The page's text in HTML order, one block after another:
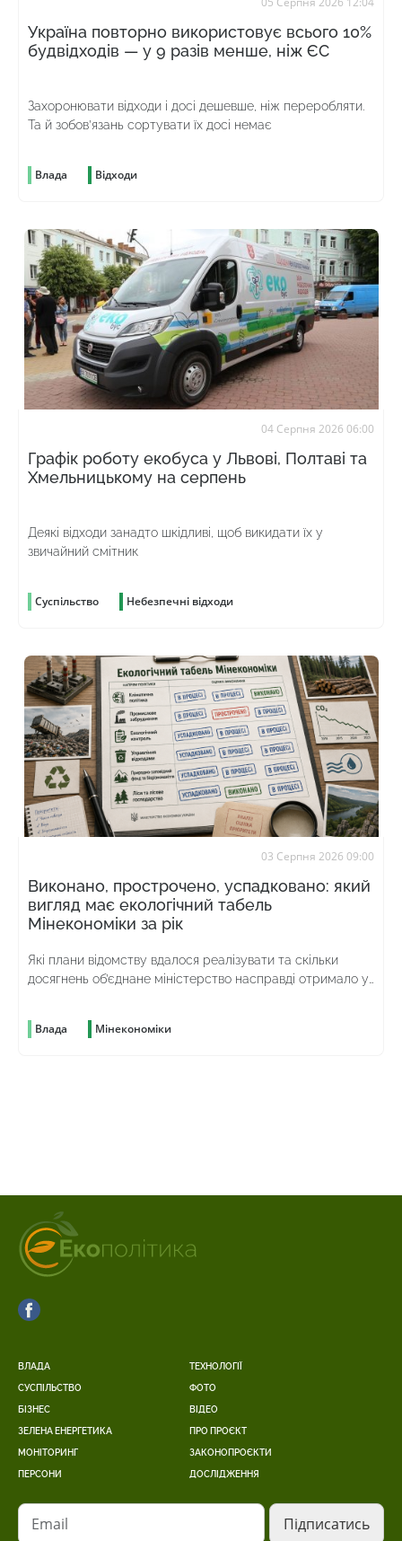
Україна повторно використовує всього 10%
будвідходів — у 9 разів менше, ніж ЄС
Захоронювати відходи і досі дешевше, ніж переробляти.
Та й зобов’язань сортувати їх досі немає
Влада Відходи
04 Серпня 2026 06:00
Графік роботу екобуса у Львові, Полтаві та
Хмельницькому на серпень
Деякі відходи занадто шкідливі, щоб викидати їх у
звичайний смітник
Суспільство Небезпечні відходи
03 Серпня 2026 09:00
Виконано, прострочено, успадковано: який
вигляд має екологічний табель
Мінекономіки за рік
Які плани відомству вдалося реалізувати та скільки
досягнень об’єднане міністерство насправді отримало у
Влада Мінекономіки
ВЛАДА
СУСПІЛЬСТВО
БІЗНЕС
ЗЕЛЕНА ЕНЕРГЕТИКА
МОНІТОРИНГ
ПЕРСОНИ
ТЕХНОЛОГІЇ
ФОТО
ВІДЕО
ПРО ПРОЄКТ
ЗАКОНОПРОЄКТИ
ДОСЛІДЖЕННЯ
Email